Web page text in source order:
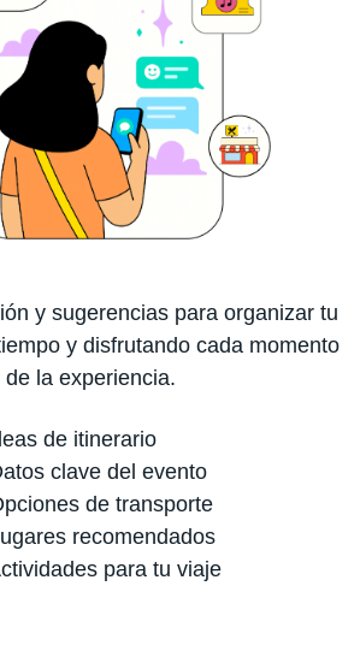
y sugerencias para organizar tu
y disfrutando cada momento
de la experiencia.
de itinerario
clave del evento
de transporte
recomendados
para tu viaje